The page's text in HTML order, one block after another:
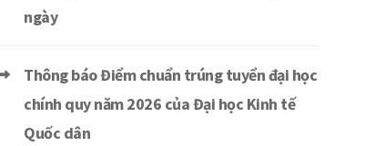
ngày
Thông báo Điểm chuẩn trúng tuyển đại học
chính quy năm 2026 của Đại học Kinh tế
Quốc dân